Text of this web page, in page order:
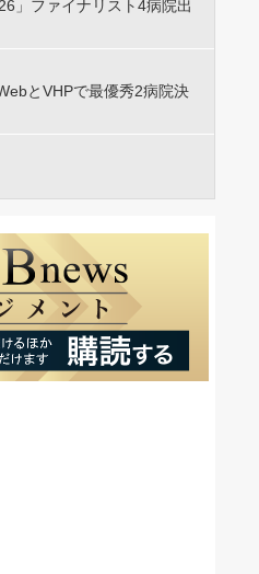
」ファイナリスト4病院出
とVHPで最優秀2病院決